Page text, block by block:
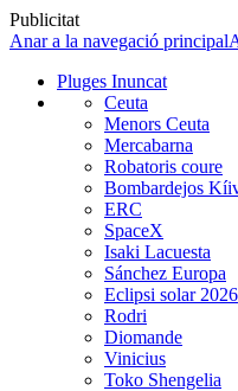
Publicitat
Anar a la navegació principal
Pluges Inuncat
Ceuta
Menors Ceuta
Mercabarna
Robatoris coure
Bombardejos
ERC
SpaceX
Isaki Lacuesta
Sánchez Europa
Eclipsi solar 2026
Rodri
Diomande
Vinicius
Toko Shengelia